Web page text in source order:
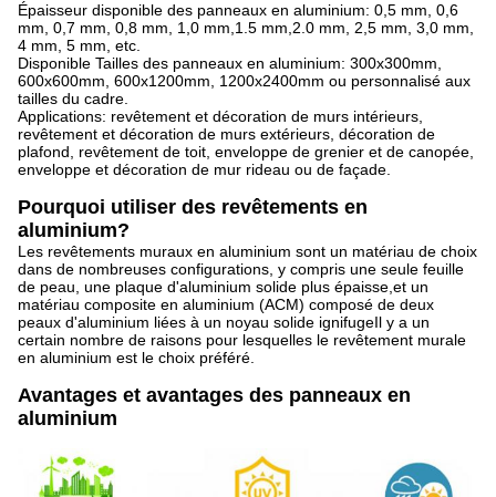
Épaisseur disponible des panneaux en aluminium: 0,5 mm, 0,6
mm, 0,7 mm, 0,8 mm, 1,0 mm,1.5 mm,2.0 mm, 2,5 mm, 3,0 mm,
4 mm, 5 mm, etc.
Disponible Tailles des panneaux en aluminium: 300x300mm,
600x600mm, 600x1200mm, 1200x2400mm ou personnalisé aux
tailles du cadre.
Applications: revêtement et décoration de murs intérieurs,
revêtement et décoration de murs extérieurs, décoration de
plafond, revêtement de toit, enveloppe de grenier et de canopée,
enveloppe et décoration de mur rideau ou de façade.
Pourquoi utiliser des revêtements en
aluminium?
Les revêtements muraux en aluminium sont un matériau de choix
dans de nombreuses configurations, y compris une seule feuille
de peau, une plaque d'aluminium solide plus épaisse,et un
matériau composite en aluminium (ACM) composé de deux
peaux d'aluminium liées à un noyau solide ignifugeIl y a un
certain nombre de raisons pour lesquelles le revêtement murale
en aluminium est le choix préféré.
Avantages et avantages des panneaux en
aluminium